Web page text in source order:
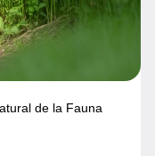
de la Fauna